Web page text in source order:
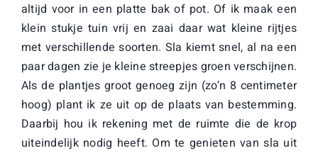
altijd voor in een platte bak of pot. Of ik maak een
klein stukje tuin vrij en zaai daar wat kleine rijtjes
met verschillende soorten. Sla kiemt snel, al na een
paar dagen zie je kleine streepjes groen verschijnen.
Als de plantjes groot genoeg zijn (zo’n 8 centimeter
hoog) plant ik ze uit op de plaats van bestemming.
Daarbij hou ik rekening met de ruimte die de krop
uiteindelijk nodig heeft. Om te genieten van sla uit